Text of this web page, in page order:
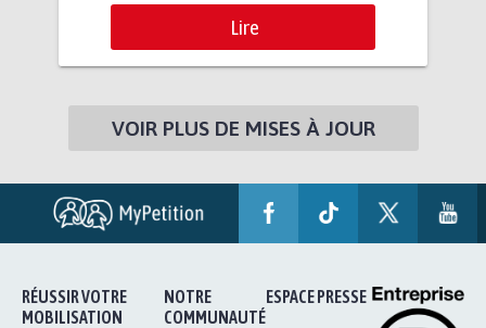
Lire
VOIR PLUS DE MISES À JOUR
RÉUSSIR VOTRE
MOBILISATION
NOTRE
COMMUNAUTÉ
ESPACE PRESSE